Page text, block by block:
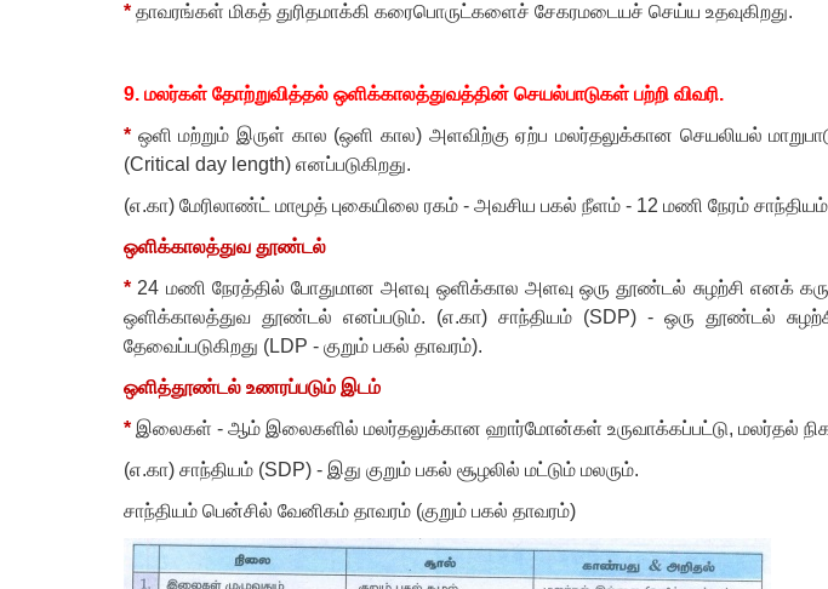
* தாவரங்கள் மிகத் துரிதமாக்கி கரைபொருட்களைச் சேகரமடையச் செய்ய உதவுகிறது.
9. மலர்கள் தோற்றுவித்தல் ஒளிக்காலத்துவத்தின் செயல்பாடுகள் பற்றி விவரி.
* ஒளி மற்றும் இருள் கால (ஒளி கால) அளவிற்கு ஏற்ப மலர்தலுக்கான செயலியல்
(Critical day length) எனப்படுகிறது.
(எ.கா) மேரிலாண்ட் மாமூத் புகையிலை ரகம் - அவசிய பகல் நீளம் - 12 மணி நேரம்
ஒளிக்காலத்துவ தூண்டல்
* 24 மணி நேரத்தில் போதுமான அளவு ஒளிக்கால அளவு ஒரு தூண்டல் சுழற்சி எனக்
ஒளிக்காலத்துவ தூண்டல் எனப்படும். (எ.கா) சாந்தியம் (SDP) - ஒரு தூண்டல்
தேவைப்படுகிறது (LDP - குறும் பகல் தாவரம்).
ஒளித்தூண்டல் உணரப்படும் இடம்
* இலைகள் - ஆம் இலைகளில் மலர்தலுக்கான ஹார்மோன்கள் உருவாக்கப்பட்டு, மலர்தல்
(எ.கா) சாந்தியம் (SDP) - இது குறும் பகல் சூழலில் மட்டும் மலரும்.
சாந்தியம் பென்சில் வேனிகம் தாவரம் (குறும் பகல் தாவரம்)